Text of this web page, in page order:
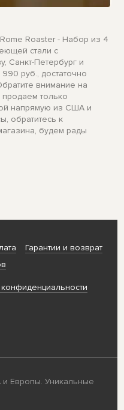
Roaster - Набор из 4
стали с
Санкт-Петербург и
руб., достаточно
внимание на
только
напрямую из США и
обратитесь к
будем рады
Гарантии и возврат
и Европы. Уникальные